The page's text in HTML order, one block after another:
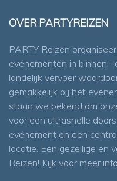
OVER PARTYREIZEN
PARTY Reizen
evenementen in binnen,-
landelijk vervoer
gemakkelijk bij het
staan we bekend om
voor een ultrasnelle
evenement en een
locatie. Een gezellige en
Reizen! Kijk voor meer